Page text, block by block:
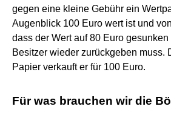
gegen eine kleine Gebühr ein
Augenblick 100 Euro wert ist und
dass der Wert auf 80 Euro
Besitzer wieder zurückgeben muss.
Papier verkauft er für 100 Euro.
Für was brauchen wir die